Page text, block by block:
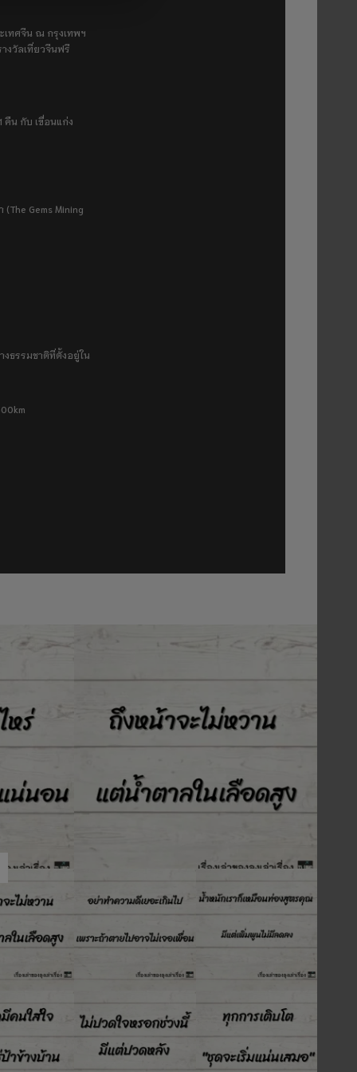
เทศจีน ณ กรุงเทพฯ
งวัลเที่ยวจีนฟรี
คืน กับ เขื่อนแก่ง
Gems Mining
งธรรมชาติที่ตั้งอยู่ใน